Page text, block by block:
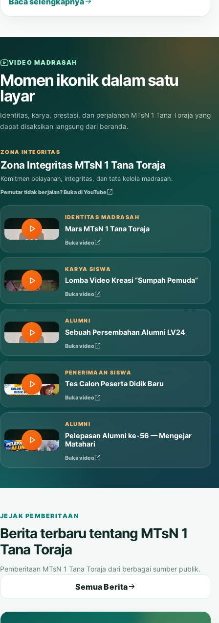
Kegiatan bela diri yang membangun disiplin, keberanian,
dan rasa percaya diri.
Baca selengkapnya
VIDEO MADRASAH
Momen ikonik dalam satu
layar
Identitas, karya, prestasi, dan perjalanan MTsN 1 Tana Toraja yang
dapat disaksikan langsung dari beranda.
Zona Integritas MTsN 1 Tana Toraja
Komitmen pelayanan, integritas, dan tata kelola madrasah.
Pemutar tidak berjalan? Buka di YouTube
IDENTITAS MADRASAH
Buka video
KARYA SISWA
Buka video
ALUMNI
Buka video
PENERIMAAN SISWA
Buka video
ALUMNI
Pelepasan Alumni ke-56 — Mengejar
JEJAK PEMBERITAAN
Berita terbaru tentang MTsN 1
Tana Toraja